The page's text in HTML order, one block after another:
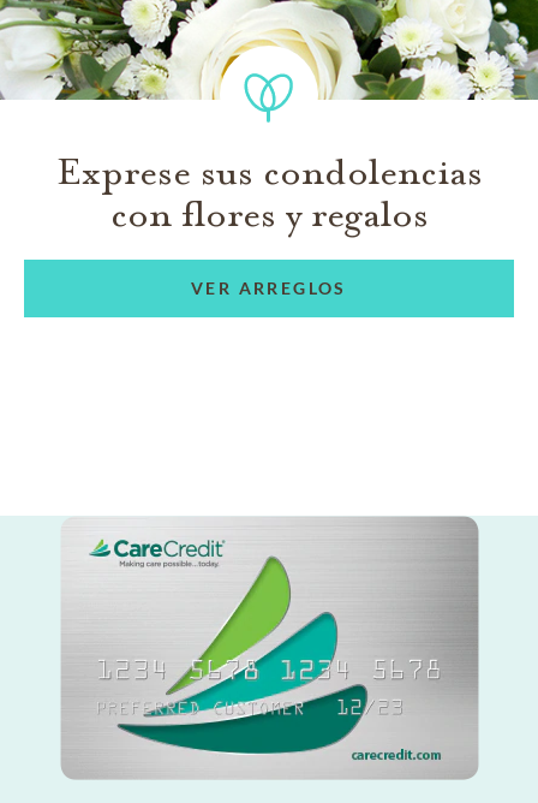
Exprese sus condolencias
con flores y regalos
VER ARREGLOS